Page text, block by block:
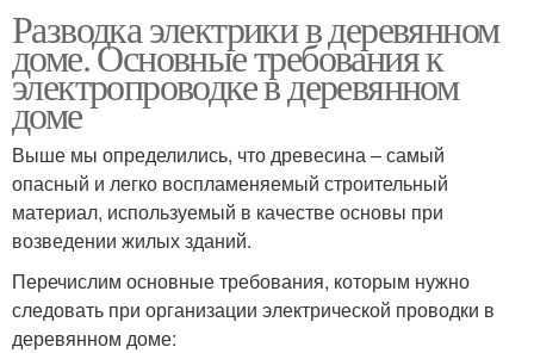
Разводка электрики в деревянном
доме. Основные требования к
электропроводке в деревянном
доме
Выше мы определились, что древесина – самый
опасный и легко воспламеняемый строительный
материал, используемый в качестве основы при
возведении жилых зданий.
Перечислим основные требования, которым нужно
следовать при организации электрической проводки в
деревянном доме: